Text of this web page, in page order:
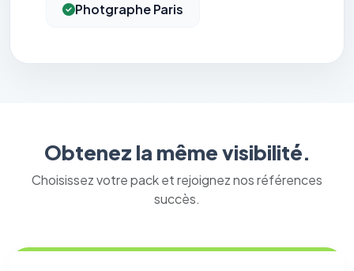
Photgraphe Paris
Obtenez la même visibilité.
Choisissez votre pack et rejoignez nos références
succès.